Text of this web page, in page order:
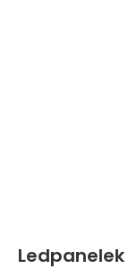
Ledpanelek